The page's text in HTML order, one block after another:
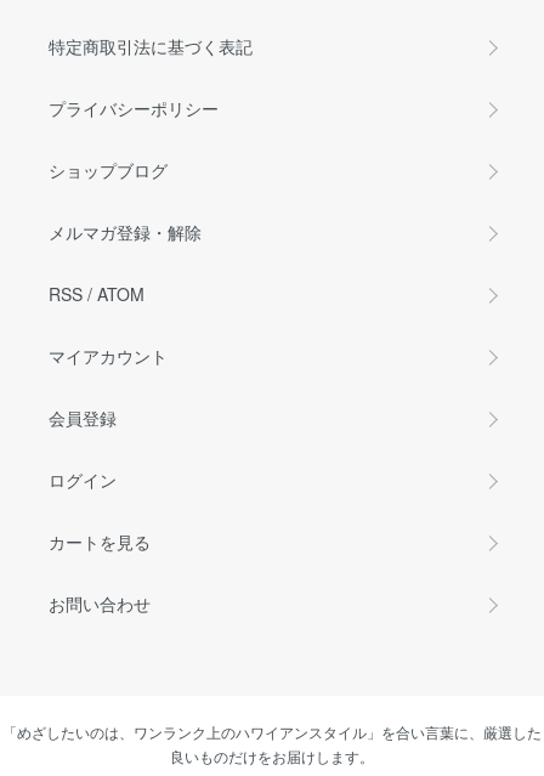
特定商取引法に基づく表記
プライバシーポリシー
ショップブログ
メルマガ登録・解除
RSS / ATOM
マイアカウント
会員登録
ログイン
カートを見る
お問い合わせ
「めざしたいのは、ワンランク上のハワイアンスタイル」を合い言葉に、厳選した
良いものだけをお届けします。